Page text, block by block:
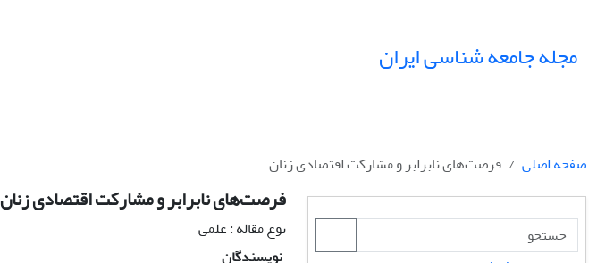
مجله جامعه شناسی ایران
صفحه اصلی فرصت‌های نابرابر و مشارکت اقتصادی زنان
فرصت‌های نابرابر و مشارکت اقتصادی زنان
نوع مقاله : علمی
نویسندگان